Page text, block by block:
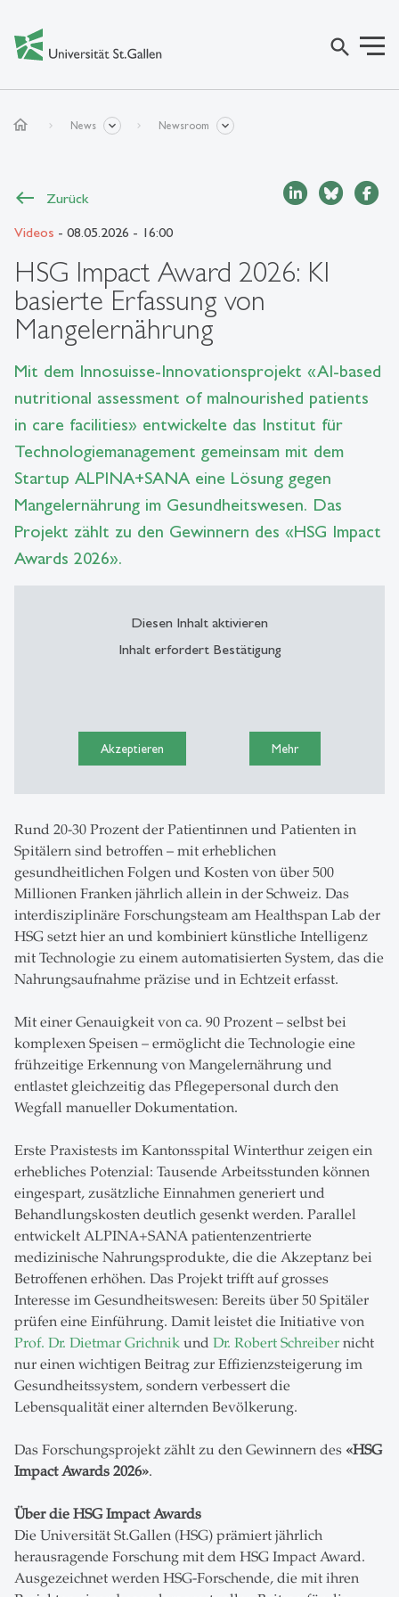
search
home News Newsroom
Zurück
Videos - 08.05.2026 - 16:00
HSG Impact Award 2026: KI
basierte Erfassung von
Mangelernährung
Mit dem Innosuisse-Innovationsprojekt «AI-based
nutritional assessment of malnourished patients
in care facilities» entwickelte das Institut für
Technologiemanagement gemeinsam mit dem
Startup ALPINA+SANA eine Lösung gegen
Mangelernährung im Gesundheitswesen. Das
Projekt zählt zu den Gewinnern des «HSG Impact
Awards 2026».
Diesen Inhalt aktivieren
Inhalt erfordert Bestätigung
Akzeptieren Mehr
Rund 20-30 Prozent der Patientinnen und Patienten in
Spitälern sind betroffen – mit erheblichen
gesundheitlichen Folgen und Kosten von über 500
Millionen Franken jährlich allein in der Schweiz. Das
interdisziplinäre Forschungsteam am Healthspan Lab der
HSG setzt hier an und kombiniert künstliche Intelligenz
mit Technologie zu einem automatisierten System, das die
Nahrungsaufnahme präzise und in Echtzeit erfasst.
Mit einer Genauigkeit von ca. 90 Prozent – selbst bei
komplexen Speisen – ermöglicht die Technologie eine
frühzeitige Erkennung von Mangelernährung und
entlastet gleichzeitig das Pflegepersonal durch den
Wegfall manueller Dokumentation.
Erste Praxistests im Kantonsspital Winterthur zeigen ein
erhebliches Potenzial: Tausende Arbeitsstunden können
eingespart, zusätzliche Einnahmen generiert und
Behandlungskosten deutlich gesenkt werden. Parallel
entwickelt ALPINA+SANA patientenzentrierte
medizinische Nahrungsprodukte, die die Akzeptanz bei
Betroffenen erhöhen. Das Projekt trifft auf grosses
Interesse im Gesundheitswesen: Bereits über 50 Spitäler
prüfen eine Einführung. Damit leistet die Initiative von
Prof. Dr. Dietmar Grichnik und Dr. Robert Schreiber nicht
nur einen wichtigen Beitrag zur Effizienzsteigerung im
Gesundheitssystem, sondern verbessert die
Lebensqualität einer alternden Bevölkerung.
Das Forschungsprojekt zählt zu den Gewinnern des «HSG
Impact Awards 2026».
Über die HSG Impact Awards
Die Universität St.Gallen (HSG) prämiert jährlich
herausragende Forschung mit dem HSG Impact Award.
Ausgezeichnet werden HSG-Forschende, die mit ihren